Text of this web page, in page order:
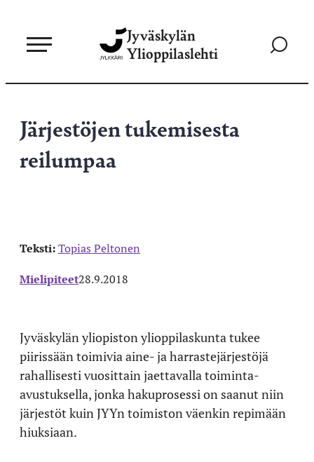
sisältöön
Jyväskylän
Ylioppilaslehti
Siirry
Järjestöjen tukemisesta
reilumpaa
Teksti:Topias Peltonen
Mielipiteet28.9.2018
Jyväskylän yliopiston ylioppilaskunta tukee
piirissään toimivia aine- ja harrastejärjestöjä
rahallisesti vuosittain jaettavalla toiminta-
avustuksella, jonka hakuprosessi on saanut niin
järjestöt kuin JYYn toimiston väenkin repimään
hiuksiaan.